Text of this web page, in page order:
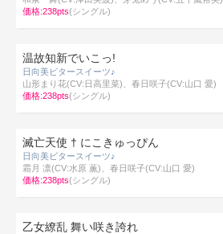
価格:238pts(シングル)
温故知新でいこっ!
日向美ビタースイーツ♪
山形まり花(CV:日高里菜)、春日咲子(CV:山口 愛)
価格:238pts(シングル)
滅亡天使 † にこきゅっぴん
日向美ビタースイーツ♪
霜月 凛(CV:水原 薫)、春日咲子(CV:山口 愛)
価格:238pts(シングル)
乙女繚乱 舞い咲き誇れ